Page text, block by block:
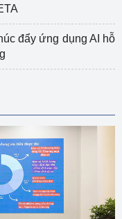
đẩy ứng dụng AI hỗ